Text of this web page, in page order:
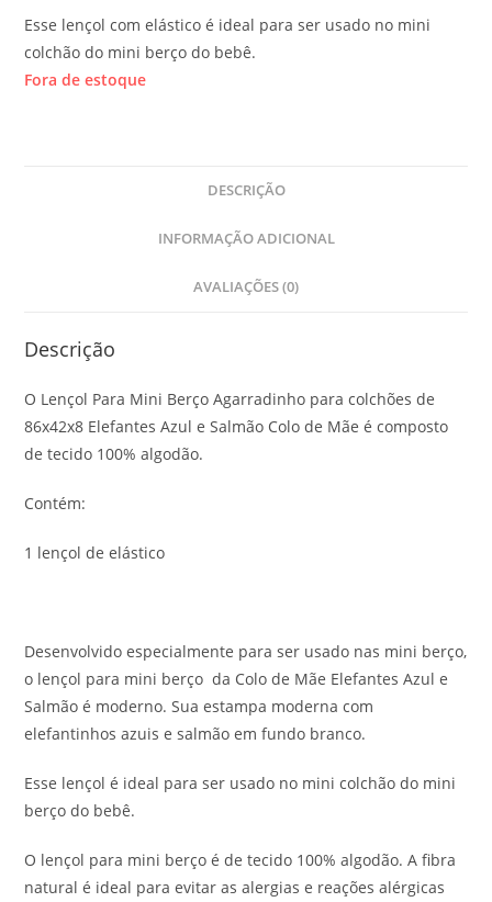
Esse lençol com elástico é ideal para ser usado no mini
colchão do mini berço do bebê.
Fora de estoque
DESCRIÇÃO
INFORMAÇÃO ADICIONAL
AVALIAÇÕES (0)
Descrição
O Lençol Para Mini Berço Agarradinho para colchões de
86x42x8 Elefantes Azul e Salmão Colo de Mãe é composto
de tecido 100% algodão.
Contém:
1 lençol de elástico
Desenvolvido especialmente para ser usado nas mini berço,
o lençol para mini berço da Colo de Mãe Elefantes Azul e
Salmão é moderno. Sua estampa moderna com
elefantinhos azuis e salmão em fundo branco.
Esse lençol é ideal para ser usado no mini colchão do mini
berço do bebê.
O lençol para mini berço é de tecido 100% algodão. A fibra
natural é ideal para evitar as alergias e reações alérgicas